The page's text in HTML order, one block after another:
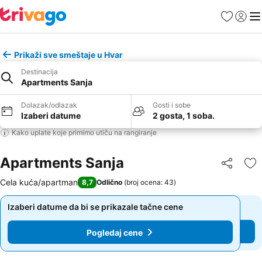
FavoritiPrijavi
Prikaži sve smeštaje u Hvar
Destinacija
Apartments Sanja
Dolazak/odlazak
Izaberi datume
Gosti i sobe
2 gosta, 1 soba.
Kako uplate koje primimo utiču na rangiranje
Apartments Sanja Deli
Cela kuća/apartman 8,7 Odlično (broj ocena: 43)
Izaberi datume da bi se prikazale tačne cene
Pogledaj cene
Izaberi datume da bi se prikazale tačne cene
Pogledaj cene